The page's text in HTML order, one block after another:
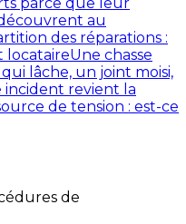
au
des réparations :
locataireUne chasse
lâche, un joint moisi,
incident revient la
de tension : est-ce
de